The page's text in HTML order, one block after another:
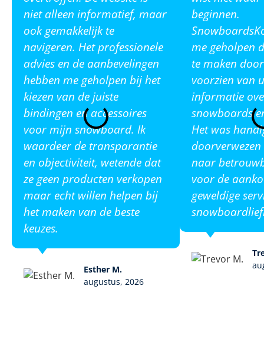
niet alleen informatief, maar
ook gemakkelijk te
navigeren. Het professionele
advies en de aanbevelingen
hebben me geholpen bij het
kiezen van de juiste
bindingen en accessoires
voor mijn snowboard. Ik
waardeer de transparantie
en objectiviteit, wetende dat
ze geen producten verkopen
maar echt willen helpen bij
het maken van de beste
keuzes.
Esther M.
augustus, 2026
beginnen.
me geholpen
te maken
voorzien van
informatie
snowboards
Het was
naar
voor de
geweldige